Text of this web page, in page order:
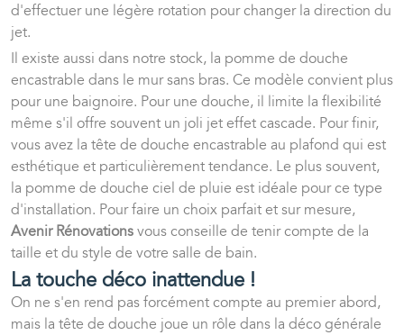
d'effectuer une légère rotation pour changer la direction du
jet.
Il existe aussi dans notre stock, la pomme de douche
encastrable dans le mur sans bras. Ce modèle convient plus
pour une baignoire. Pour une douche, il limite la flexibilité
même s'il offre souvent un joli jet effet cascade. Pour finir,
vous avez la tête de douche encastrable au plafond qui est
esthétique et particulièrement tendance. Le plus souvent,
la pomme de douche ciel de pluie est idéale pour ce type
d'installation. Pour faire un choix parfait et sur mesure,
Avenir Rénovationsvous conseille de tenir compte de la
taille et du style de votre salle de bain.
La touche déco inattendue !
On ne s'en rend pas forcément compte au premier abord,
mais la tête de douche joue un rôle dans la déco générale